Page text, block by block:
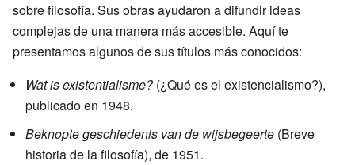
sobre filosofía. Sus obras ayudaron a difundir ideas
complejas de una manera más accesible. Aquí te
presentamos algunos de sus títulos más conocidos:
Wat is existentialisme?(¿Qué es el existencialismo?),
publicado en 1948.
Beknopte geschiedenis van de wijsbegeerte (Breve
historia de la filosofía), de 1951.